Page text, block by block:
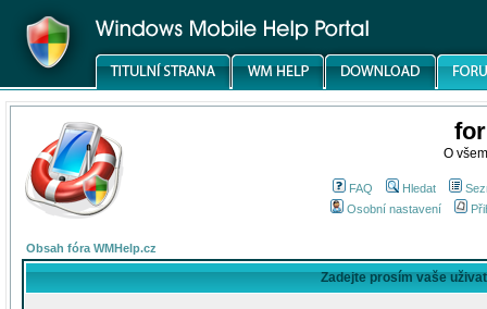
O
FAQ Hledat
Osobní nastavení
Obsah fóra WMHelp.cz
Zadejte prosím vaše